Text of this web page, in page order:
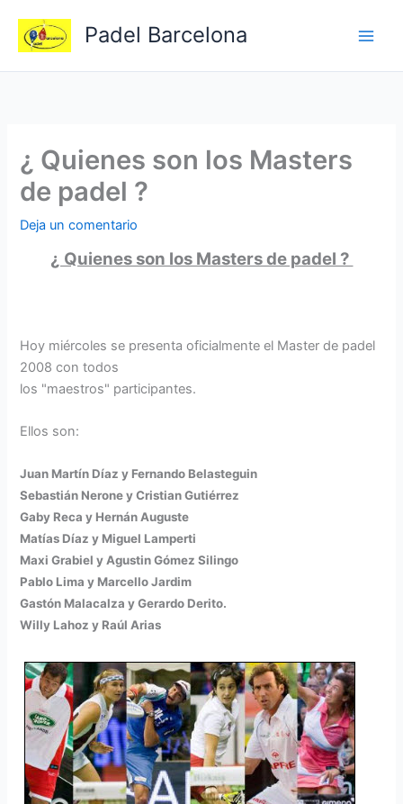
contenido
Padel Barcelona
¿ Quienes son los Masters
de padel ?
Deja un comentario
¿ Quienes son los Masters de padel ?
Hoy miércoles se presenta oficialmente el Master de padel
2008 con todos
los "maestros" participantes.
Ellos son:
Juan Martín Díaz y Fernando Belasteguin
Sebastián Nerone y Cristian Gutiérrez
Gaby Reca y Hernán Auguste
Matías Díaz y Miguel Lamperti
Maxi Grabiel y Agustin Gómez Silingo
Pablo Lima y Marcello Jardim
Gastón Malacalza y Gerardo Derito.
Willy Lahoz y Raúl Arias